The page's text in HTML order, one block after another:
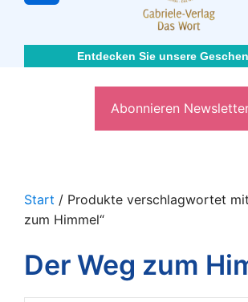
Entdecken Sie unsere
Abonnieren
Start / Produkte verschlagwortet
zum Himmel“
Der Weg zum